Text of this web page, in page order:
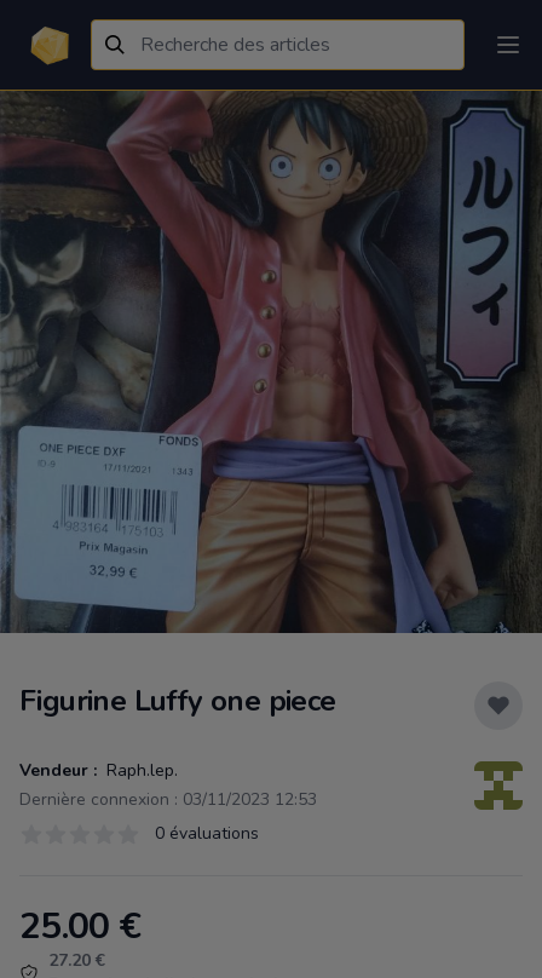
Figurine Luffy one piece
Vendeur : Raph.lep.
Dernière connexion : 03/11/2023 12:53
0 évaluations
Product information
25.00 €
27.20 €